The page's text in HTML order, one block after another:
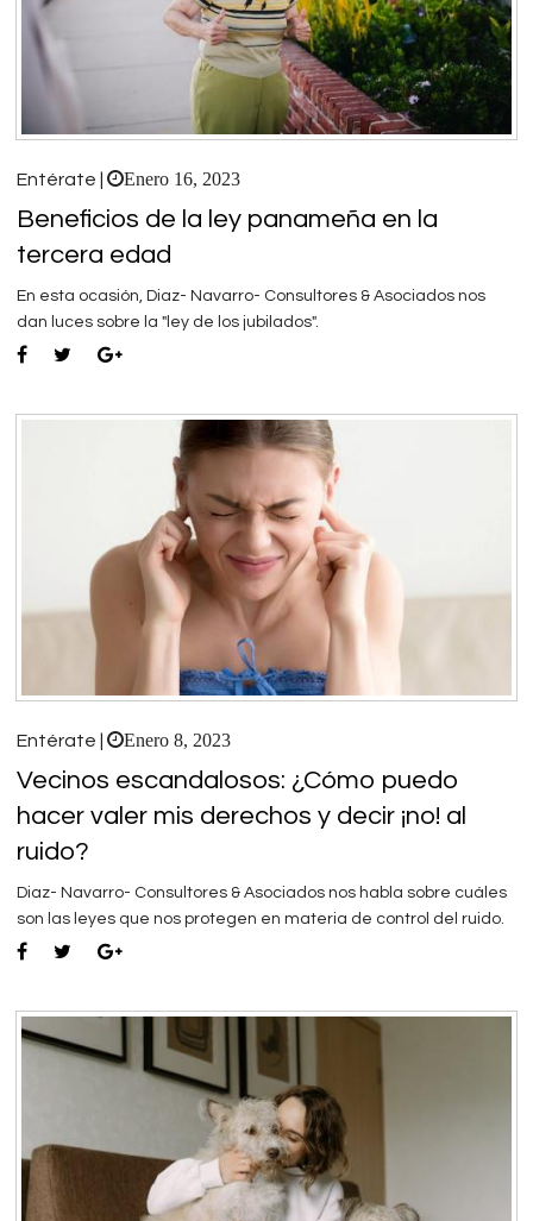
Entérate | Enero 16, 2023
Beneficios de la ley panameña en la
tercera edad
En esta ocasión, Diaz- Navarro- Consultores & Asociados nos
dan luces sobre la "ley de los jubilados".
Entérate | Enero 8, 2023
Vecinos escandalosos: ¿Cómo puedo
hacer valer mis derechos y decir ¡no! al
ruido?
Diaz- Navarro- Consultores & Asociados nos habla sobre cuáles
son las leyes que nos protegen en materia de control del ruido.